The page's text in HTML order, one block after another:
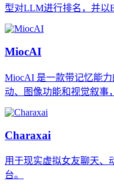
型对LLM进行排名，并以
MiocAI
MiocAI 是一款带记忆能
动、图像功能和视觉叙事
Charaxai
用于现实虚拟女友聊天、
台。